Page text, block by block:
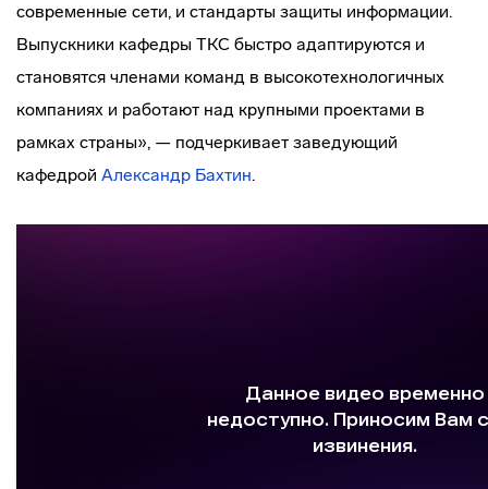
современные сети, и стандарты защиты информации.
Выпускники кафедры ТКС быстро адаптируются и
становятся членами команд в высокотехнологичных
компаниях и работают над крупными проектами в
рамках страны», — подчеркивает заведующий
кафедрой Александр Бахтин.